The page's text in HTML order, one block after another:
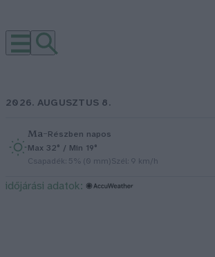
2026. AUGUSZTUS 8.
Ma–Részben napos
Max 32° / Min 19°
Csapadék: 5% (0 mm)Szél: 9 km/h
időjárási adatok: